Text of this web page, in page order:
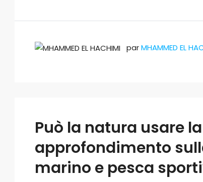
parMHAMMED EL
Può la natura usare
approfondimento
marino e pesca